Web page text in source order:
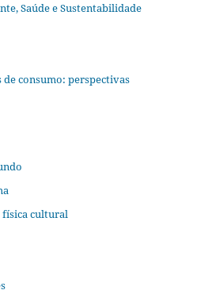
Saúde e Sustentabilidade
consumo: perspectivas
física cultural